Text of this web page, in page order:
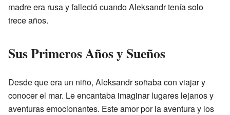
madre era rusa y falleció cuando Aleksandr tenía solo
trece años.
Sus Primeros Años y Sueños
Desde que era un niño, Aleksandr soñaba con viajar y
conocer el mar. Le encantaba imaginar lugares lejanos y
aventuras emocionantes. Este amor por la aventura y los